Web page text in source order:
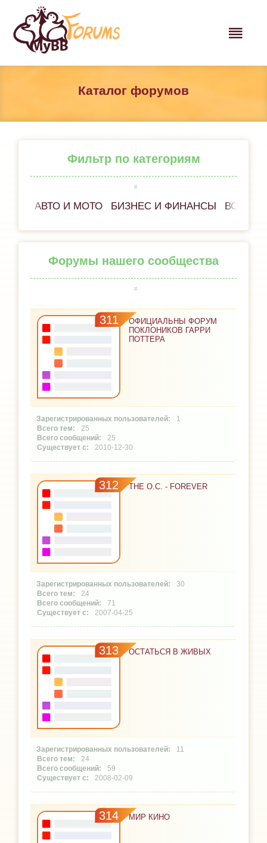
Каталог форумов
Фильтр по категориям
АВТО И МОТО БИЗНЕС И ФИНАНСЫ ВСЁ
Форумы нашего сообщества
311
ОФИЦИАЛЬНЫ ФОРУМ
ПОКЛОНИКОВ ГАРРИ
ПОТТЕРА
1
25
25
2010-12-30
312 THE O.C. - FOREVER
30
24
71
2007-04-25
313 ОСТАТЬСЯ В ЖИВЫХ
11
24
59
2008-02-09
314 МИР КИНО